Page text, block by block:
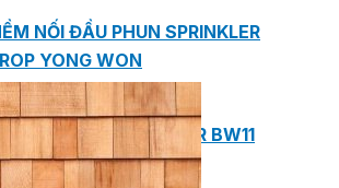
NỐI ĐẦU PHUN SPRINKLER
YONG WON
CHÁY FLAMEBAR BW11
CHÁY